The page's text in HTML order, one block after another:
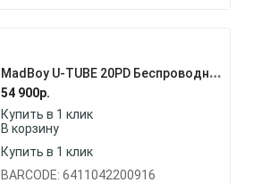
M
AdBoy U-TUBE 20PD Беспроводные Микрофоны С Переключаемыми Частотами
54 900р.
Купить в 1 клик
В корзину
Купить в 1 клик
BARCODE: 6411042200916